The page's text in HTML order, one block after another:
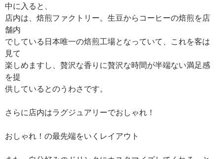
中に入ると、
店内は、焙煎ファクトリー。生豆からコーヒーの焙煎を店
舗内
でしている日本唯一の焙煎工場となっていて、これを客は
見て
楽しめますし、贅沢な香りに贅沢な時間が半端ない満足感
を提
供しているとのうわさです。
さらに店内はラグジュアリーでおしゃれ！
おしゃれ！の最先端をいくレイアウト